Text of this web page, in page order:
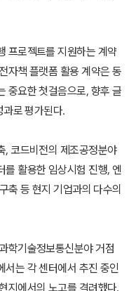
프로젝트를 지원하는 계약
자책 플랫폼 활용 계약은 동
중요한 첫걸음으로, 향후 글
로 평가된다.
, 코드비전의 제조공정분야
를 활용한 임상시험 진행, 엔
축 등 현지 기업과의 다수의
학기술정보통신분야 거점
서는 각 센터에서 추진 중인
지에서의 노고를 격려했다.